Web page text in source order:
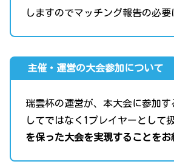
しますのでマッチング報告の必要
主催・運営の大会参加について
瑞雲杯の運営が、本大会に参加す
してではなく1プレイヤーとして
を保った大会を実現することをお